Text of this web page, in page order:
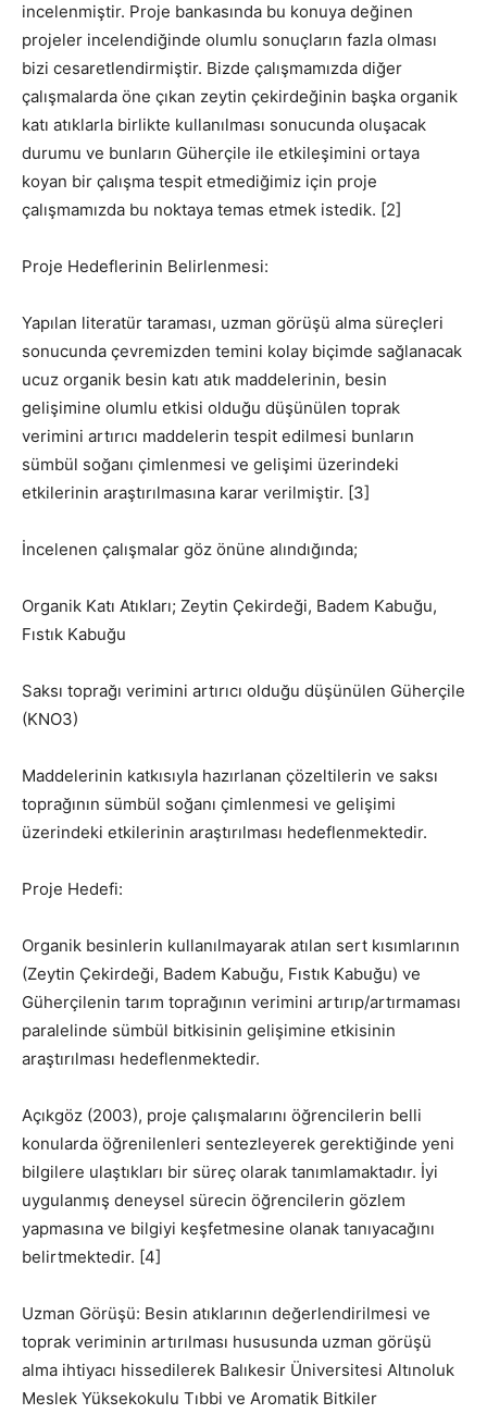
incelenmiştir. Proje bankasında bu konuya değinen
projeler incelendiğinde olumlu sonuçların fazla olması
bizi cesaretlendirmiştir. Bizde çalışmamızda diğer
çalışmalarda öne çıkan zeytin çekirdeğinin başka organik
katı atıklarla birlikte kullanılması sonucunda oluşacak
durumu ve bunların Güherçile ile etkileşimini ortaya
koyan bir çalışma tespit etmediğimiz için proje
çalışmamızda bu noktaya temas etmek istedik. [2]
Proje Hedeflerinin Belirlenmesi:
Yapılan literatür taraması, uzman görüşü alma süreçleri
sonucunda çevremizden temini kolay biçimde sağlanacak
ucuz organik besin katı atık maddelerinin, besin
gelişimine olumlu etkisi olduğu düşünülen toprak
verimini artırıcı maddelerin tespit edilmesi bunların
sümbül soğanı çimlenmesi ve gelişimi üzerindeki
etkilerinin araştırılmasına karar verilmiştir. [3]
İncelenen çalışmalar göz önüne alındığında;
Organik Katı Atıkları; Zeytin Çekirdeği, Badem Kabuğu,
Fıstık Kabuğu
Saksı toprağı verimini artırıcı olduğu düşünülen Güherçile
(KNO3)
Maddelerinin katkısıyla hazırlanan çözeltilerin ve saksı
toprağının sümbül soğanı çimlenmesi ve gelişimi
üzerindeki etkilerinin araştırılması hedeflenmektedir.
Proje Hedefi:
Organik besinlerin kullanılmayarak atılan sert kısımlarının
(Zeytin Çekirdeği, Badem Kabuğu, Fıstık Kabuğu) ve
Güherçilenin tarım toprağının verimini artırıp/artırmaması
paralelinde sümbül bitkisinin gelişimine etkisinin
araştırılması hedeflenmektedir.
Açıkgöz (2003), proje çalışmalarını öğrencilerin belli
konularda öğrenilenleri sentezleyerek gerektiğinde yeni
bilgilere ulaştıkları bir süreç olarak tanımlamaktadır. İyi
uygulanmış deneysel sürecin öğrencilerin gözlem
yapmasına ve bilgiyi keşfetmesine olanak tanıyacağını
belirtmektedir. [4]
Uzman Görüşü: Besin atıklarının değerlendirilmesi ve
toprak veriminin artırılması hususunda uzman görüşü
alma ihtiyacı hissedilerek Balıkesir Üniversitesi Altınoluk
Meslek Yüksekokulu Tıbbi ve Aromatik Bitkiler